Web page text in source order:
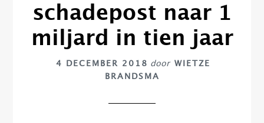
schadepost naar 1
miljard in tien jaar
4 DECEMBER 2018 door WIETZE
BRANDSMA